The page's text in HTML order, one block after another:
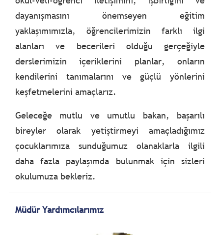
dayanışmasını önemseyen eğitim
yaklaşımımızla, öğrencilerimizin farklı ilgi
alanları ve becerileri olduğu gerçeğiyle
derslerimizin içeriklerini planlar, onların
kendilerini tanımalarını ve güçlü yönlerini
keşfetmelerini amaçlarız.
Geleceğe mutlu ve umutlu bakan, başarılı
bireyler olarak yetiştirmeyi amaçladığımız
çocuklarımıza sunduğumuz olanaklarla ilgili
daha fazla paylaşımda bulunmak için sizleri
okulumuza bekleriz.
Müdür Yardımcılarımız